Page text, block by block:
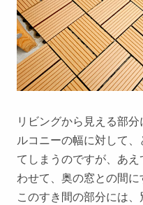
リビングから見える部
ルコニーの幅に対して
てしまうのですが、あ
わせて、奥の窓との間に
このすき間の部分には